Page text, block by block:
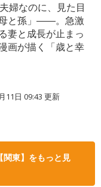
婦なのに、見た目
と孫」――。急激
妻と成長が止まっ
画が描く「歳と幸
11日 09:43 更新
関東】をもっと見